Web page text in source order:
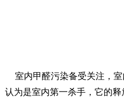
室内甲醛污染备受关注，室
认为是室内第一杀手，它的释